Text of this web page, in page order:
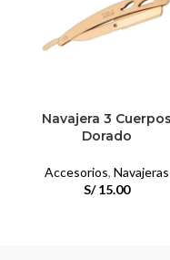
Navajera 3 Cuerpos
Dorado
Accesorios, Navajeras
S/15.00